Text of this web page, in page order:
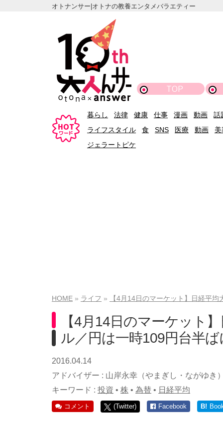
オトナンサー|オトナの教養エンタメバラエティー
TOP
暮らし 法律 健康 仕事 漫画 動画 話
ライフスタイル
食 SNS 医療 動画 美
ジェラートピケ
HOME ライフ 【4月14日のマーケット】日経平
【4月14日のマーケット
ル／円は一時109円台半ば
2016.04.14
アドバイザー : 山岸永幸（やまぎし・ながゆき）
キーワード : 投資 • 株 • 為替 • 日経平均
コメント (Twitter) Facebook B!